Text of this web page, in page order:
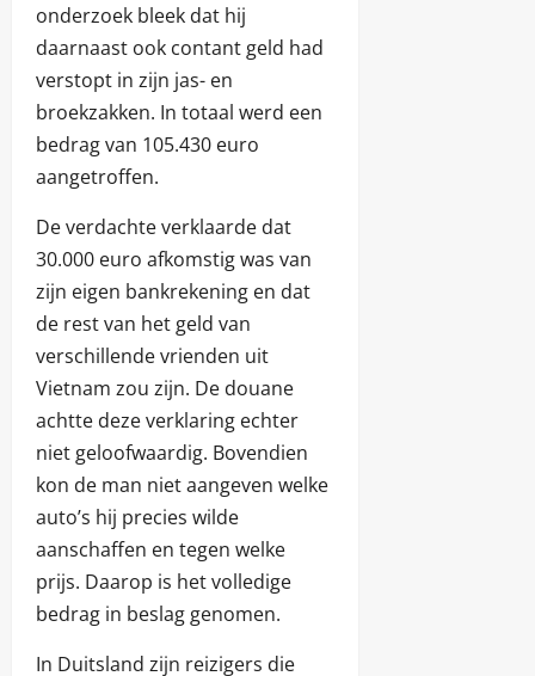
onderzoek bleek dat hij
daarnaast ook contant geld had
verstopt in zijn jas- en
broekzakken. In totaal werd een
bedrag van 105.430 euro
aangetroffen.
De verdachte verklaarde dat
30.000 euro afkomstig was van
zijn eigen bankrekening en dat
de rest van het geld van
verschillende vrienden uit
Vietnam zou zijn. De douane
achtte deze verklaring echter
niet geloofwaardig. Bovendien
kon de man niet aangeven welke
auto’s hij precies wilde
aanschaffen en tegen welke
prijs. Daarop is het volledige
bedrag in beslag genomen.
In Duitsland zijn reizigers die